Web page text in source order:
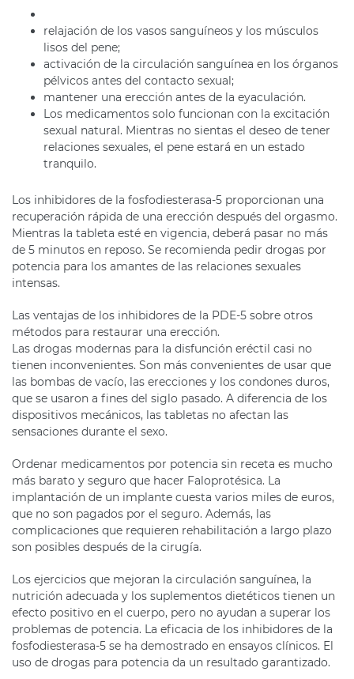
relajación de los vasos sanguíneos y los músculos
lisos del pene;
activación de la circulación sanguínea en los órganos
pélvicos antes del contacto sexual;
mantener una erección antes de la eyaculación.
Los medicamentos solo funcionan con la excitación
sexual natural. Mientras no sientas el deseo de tener
relaciones sexuales, el pene estará en un estado
tranquilo.
Los inhibidores de la fosfodiesterasa-5 proporcionan una
recuperación rápida de una erección después del orgasmo.
Mientras la tableta esté en vigencia, deberá pasar no más
de 5 minutos en reposo. Se recomienda pedir drogas por
potencia para los amantes de las relaciones sexuales
intensas.
Las ventajas de los inhibidores de la PDE-5 sobre otros
métodos para restaurar una erección.
Las drogas modernas para la disfunción eréctil casi no
tienen inconvenientes. Son más convenientes de usar que
las bombas de vacío, las erecciones y los condones duros,
que se usaron a fines del siglo pasado. A diferencia de los
dispositivos mecánicos, las tabletas no afectan las
sensaciones durante el sexo.
Ordenar medicamentos por potencia sin receta es mucho
más barato y seguro que hacer Faloprotésica. La
implantación de un implante cuesta varios miles de euros,
que no son pagados por el seguro. Además, las
complicaciones que requieren rehabilitación a largo plazo
son posibles después de la cirugía.
Los ejercicios que mejoran la circulación sanguínea, la
nutrición adecuada y los suplementos dietéticos tienen un
efecto positivo en el cuerpo, pero no ayudan a superar los
problemas de potencia. La eficacia de los inhibidores de la
fosfodiesterasa-5 se ha demostrado en ensayos clínicos. El
uso de drogas para potencia da un resultado garantizado.